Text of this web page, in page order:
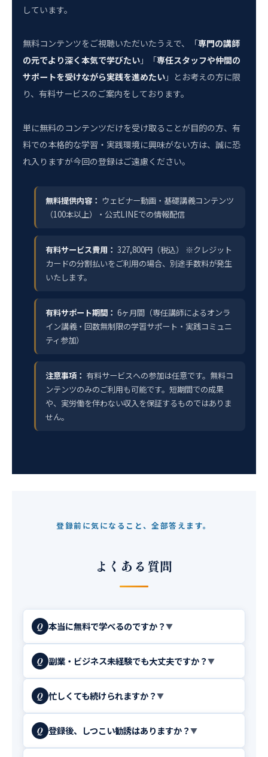
しています。
無料コンテンツをご視聴いただいたうえで、「専門の講師
の元でより深く本気で学びたい 」「専任スタッフや仲間の
サポートを受けながら実践を進めたい 」とお考えの方に限
り、有料サービスのご案内をしております。
単に無料のコンテンツだけを受け取ることが目的の方、有
料での本格的な学習・実践環境に興味がない方は、誠に恐
れ入りますが今回の登録はご遠慮ください。
無料提供内容： ウェビナー動画・基礎講義コンテンツ
（100本以上）・公式LINEでの情報配信
有料サービス費用： 327,800円（税込） ※クレジット
カードの分割払いをご利用の場合、別途手数料が発生
いたします。
有料サポート期間： 6ヶ月間（専任講師によるオンラ
イン講義・回数無制限の学習サポート・実践コミュニ
ティ参加）
注意事項： 有料サービスへの参加は任意です。無料コ
ンテンツのみのご利用も可能です。短期間での成果
や、実労働を伴わない収入を保証するものではありま
せん。
登録前に気になること、全部答えます。
よくある質問
Q 本当に無料で学べるのですか？▼
Q 副業・ビジネス未経験でも大丈夫ですか？▼
Q 忙しくても続けられますか？▼
Q 登録後、しつこい勧誘はありますか？▼